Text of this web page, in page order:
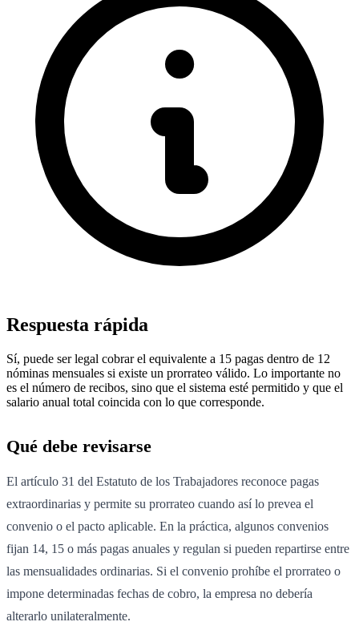
Respuesta rápida
Sí, puede ser legal cobrar el equivalente a 15 pagas dentro de 12
nóminas mensuales si existe un prorrateo válido. Lo importante no
es el número de recibos, sino que el sistema esté permitido y que el
salario anual total coincida con lo que corresponde.
Qué debe revisarse
El artículo 31 del Estatuto de los Trabajadores reconoce pagas
extraordinarias y permite su prorrateo cuando así lo prevea el
convenio o el pacto aplicable. En la práctica, algunos convenios
fijan 14, 15 o más pagas anuales y regulan si pueden repartirse entre
las mensualidades ordinarias. Si el convenio prohíbe el prorrateo o
impone determinadas fechas de cobro, la empresa no debería
alterarlo unilateralmente.